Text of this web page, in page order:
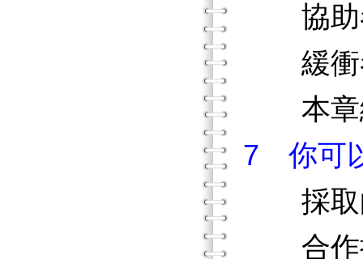
協助
緩衝
本章
7 你可
採
合作